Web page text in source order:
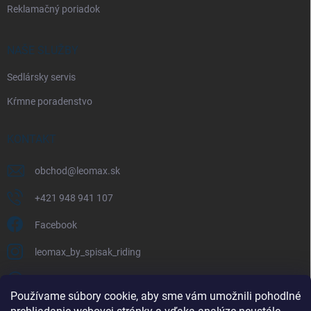
Používame súbory cookie, aby sme vám umožnili pohodlné
Reklamačný poriadok
NAŠE SLUŽBY
Sedlársky servis
Kŕmne poradenstvo
KONTAKT
obchod@ leomax.sk
+421 948 941 107
Facebook
leomax_by_spisak_riding